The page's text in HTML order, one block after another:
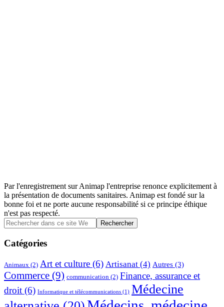
Par l'enregistrement sur Animap l'entreprise renonce explicitement à
la présentation de documents sanitaires. Animap est fondé sur la
bonne foi et ne porte aucune responsabilité si ce principe éthique
n'est pas respecté.
Barre
latérale
principale
Rechercher
dans
ce
site
Catégories
Animaux (2) Art et culture (6) Artisanat (4) Autres (3)
Commerce (9) communication (2) Finance, assurance et
droit (6) Informatique et télécommunications (1) Médecine